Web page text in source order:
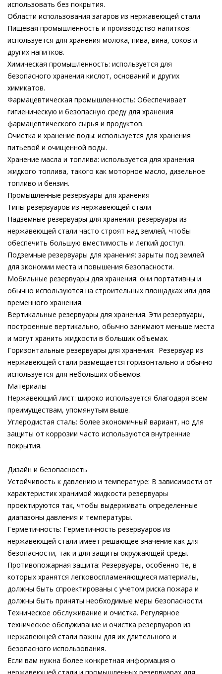
использовать без покрытия.
Области использования загаров из нержавеющей стали
Пищевая промышленность и производство напитков:
используется для хранения молока, пива, вина, соков и
других напитков.
Химическая промышленность: используется для
безопасного хранения кислот, оснований и других
химикатов.
Фармацевтическая промышленность: Обеспечивает
гигиеническую и безопасную среду для хранения
фармацевтического сырья и продуктов.
Очистка и хранение воды: используется для хранения
питьевой и очищенной воды.
Хранение масла и топлива: используется для хранения
жидкого топлива, такого как моторное масло, дизельное
топливо и бензин.
Промышленные резервуары для хранения
Типы резервуаров из нержавеющей стали
Надземные резервуары для хранения: резервуары из
нержавеющей стали часто строят над землей, чтобы
обеспечить большую вместимость и легкий доступ.
Подземные резервуары для хранения: зарыты под землей
для экономии места и повышения безопасности.
Мобильные резервуары для хранения: они портативны и
обычно используются на строительных площадках или для
временного хранения.
Вертикальные резервуары для хранения. Эти резервуары,
построенные вертикально, обычно занимают меньше места
и могут хранить жидкости в больших объемах.
Горизонтальные резервуары для хранения: Резервуар из
нержавеющей стали размещается горизонтально и обычно
используется для небольших объемов.
Материалы
Нержавеющий лист: широко используется благодаря всем
преимуществам, упомянутым выше.
Углеродистая сталь: более экономичный вариант, но для
защиты от коррозии часто используются внутренние
покрытия.
Дизайн и безопасность
Устойчивость к давлению и температуре: В зависимости от
характеристик хранимой жидкости резервуары
проектируются так, чтобы выдерживать определенные
диапазоны давления и температуры.
Герметичность: Герметичность резервуаров из
нержавеющей стали имеет решающее значение как для
безопасности, так и для защиты окружающей среды.
Противопожарная защита: Резервуары, особенно те, в
которых хранятся легковоспламеняющиеся материалы,
должны быть спроектированы с учетом риска пожара и
должны быть приняты необходимые меры безопасности.
Техническое обслуживание и очистка. Регулярное
техническое обслуживание и очистка резервуаров из
нержавеющей стали важны для их длительного и
безопасного использования.
Если вам нужна более конкретная информация о
нержавеющей стали и промышленных резервуарах для